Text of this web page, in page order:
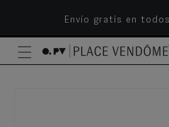
al contenido
Envío gratis en